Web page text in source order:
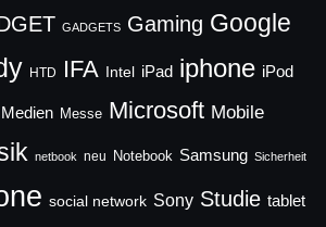
GADGETS Gaming Google
HTD IFA Intel iPad iphone iPod
Medien Messe Microsoft Mobile
netbook neu Notebook Samsung Sicherheit
social network Sony Studie tablet